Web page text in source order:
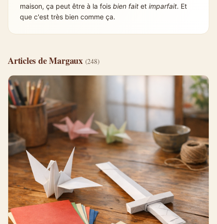
maison, ça peut être à la fois bien fait et imparfait. Et
que c'est très bien comme ça.
Articles de Margaux (248)